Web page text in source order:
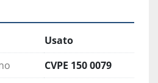
Usato
CVPE 150 0079